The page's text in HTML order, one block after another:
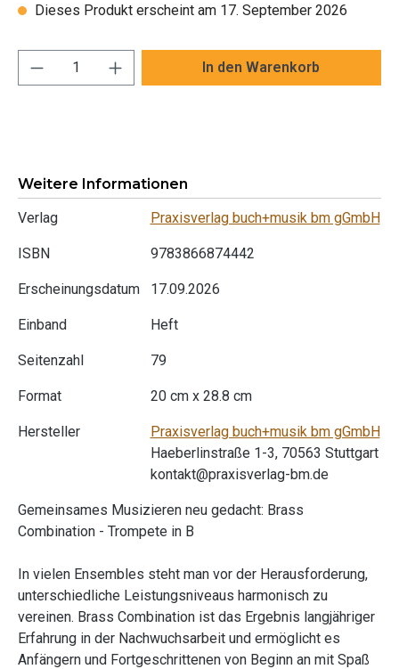
Dieses Produkt erscheint am 17. September 2026
Produkt Anzahl: Gib den gewünschten
In den Warenkorb
Weitere Informationen
Verlag
Praxisverlag buch+musik bm gGmbH
ISBN 9783866874442
Erscheinungsdatum 17.09.2026
Einband Heft
Seitenzahl 79
Format 20 cm x 28.8 cm
Hersteller
Praxisverlag buch+musik bm gGmbH
Haeberlinstraße 1-3, 70563 Stuttgart
kontakt@praxisverlag-bm.de
Gemeinsames Musizieren neu gedacht: Brass
Combination - Trompete in B
In vielen Ensembles steht man vor der Herausforderung,
unterschiedliche Leistungsniveaus harmonisch zu
vereinen. Brass Combination ist das Ergebnis langjähriger
Erfahrung in der Nachwuchsarbeit und ermöglicht es
Anfängern und Fortgeschrittenen von Beginn an mit Spaß